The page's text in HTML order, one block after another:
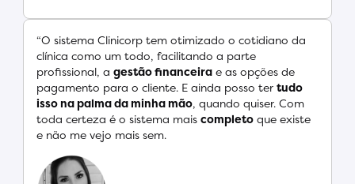
“O sistema Clinicorp tem otimizado o cotidiano da
clínica como um todo, facilitando a parte
profissional, a gestão financeira e as opções de
pagamento para o cliente. E ainda posso ter tudo
isso na palma da minha mão, quando quiser. Com
toda certeza é o sistema mais completo que existe
e não me vejo mais sem.